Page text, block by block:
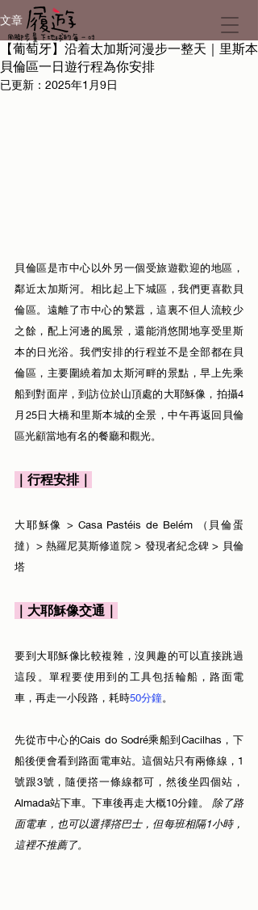
文章
【葡萄牙】沿着太加斯河漫步一整天｜里斯本
貝倫區一日遊行程為你安排
已更新： 2025年1月9日
貝倫區是市中心以外另一個受旅遊歡迎的地區，
鄰近太加斯河。相比起上下城區，我們更喜歡貝
倫區。遠離了市中心的繁囂，這裏不但人流較少
之餘，配上河邊的風景，還能消悠閒地享受里斯
本的日光浴。我們安排的行程並不是全部都在貝
倫區，主要圍繞着加太斯河畔的景點，早上先乘
船到對面岸，到訪位於山頂處的大耶穌像，拍攝4
月25日大橋和里斯本城的全景，中午再返回貝倫
區光顧當地有名的餐廳和觀光。
｜行程安排｜
大耶穌像 > Casa Pastéis de Belém （貝倫蛋
撻）> 熱羅尼莫斯修道院 > 發現者紀念碑 > 貝倫
塔
｜大耶穌像交通｜
要到大耶穌像比較複雜，沒興趣的可以直接跳過
這段。單程要使用到的工具包括輪船，路面電
車，再走一小段路，耗時50分鐘。
先從市中心的Cais do Sodré乘船到Cacilhas，下
船後便會看到路面電車站。這個站只有兩條線，1
號跟3號，隨便撘一條線都可，然後坐四個站，
Almada站下車。下車後再走大概10分鐘。 除了路
面電車，也可以選擇撘巴士，但每班相隔1小時，
這裡不推薦了。